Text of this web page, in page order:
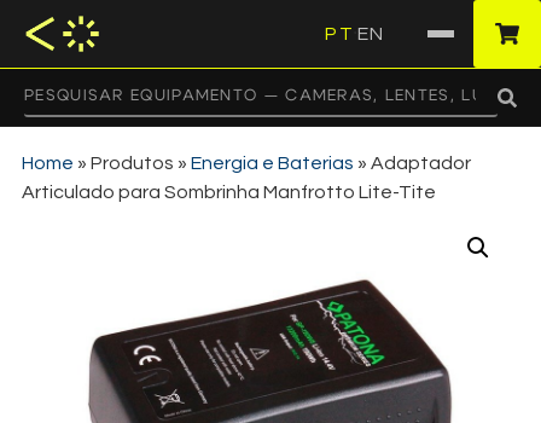
PT EN
Home » Produtos » Energia e Baterias » Adaptador
Articulado para Sombrinha Manfrotto Lite-Tite